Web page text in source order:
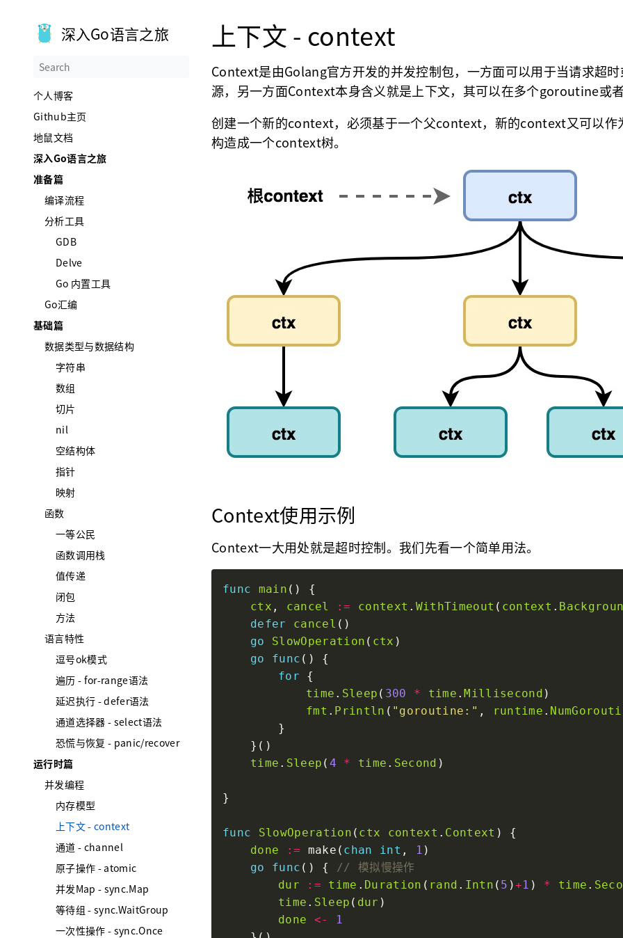
深入Go语言之旅
个人博客
Github主页
地鼠文档
深入Go语言之旅
准备篇
编译流程
分析工具
GDB
Delve
Go 内置工具
Go汇编
基础篇
数据类型与数据结构
字符串
数组
切片
nil
空结构体
指针
映射
函数
一等公民
函数调用栈
值传递
闭包
方法
语言特性
逗号ok模式
遍历 - for-range语法
延迟执行 - defer语法
通道选择器 - select语法
恐慌与恢复 - panic/recover
运行时篇
并发编程
内存模型
上下文 - context
通道 - channel
原子操作 - atomic
并发Map - sync.Map
等待组 - sync.WaitGroup
一次性操作 - sync.Once
上下文 - context
Context是由Golang官方开发的并发控制包，一方面可以用于当请求超
源，另一方面Context本身含义就是上下文，其可以在多个goroutine或
创建一个新的context，必须基于一个父context，新的context又可以
构造成一个context树。
Context使用示例
Context一大用处就是超时控制。我们先看一个简单用法。
func main
ctx , cancel := context . WithTimeout ( context .
defer
cancel
go
SlowOperation ( ctx
go
func
for
time . Sleep ( 300 * time .Millisecond
fmt . Println ( "goroutine:" , runtime .
time . Sleep ( 4 * time . Second
func SlowOperation ( ctx context . Context
done
:= make( chan int , 1
go
func () {
dur
:= time . Duration ( rand . Intn ( 5 )+1 ) * time .
time . Sleep ( dur
done
<-
1